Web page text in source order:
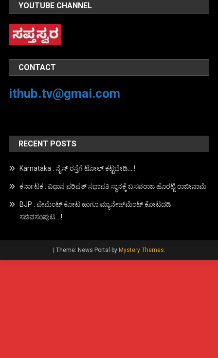
YOUTUBE CHANNEL
CONTACT
ithub.tv@gmai.com
RECENT POSTS
Karnataka : ನೈಸ್ ರಸ್ತೆಗೆ ಟೋಲ್ ಕಟ್ಟಬೇಡಿ….!
ಕರ್ನಾಟಕ : ವಿಧಾನ ಪರಿಷತ್ ಸಭಾಪತಿ ಸ್ಥಾನಕ್ಕೆ ಬಸವರಾಜ ಹೊರಟ್ಟಿ ರಾಜೀನಾಮೆ
BJP : ಪೇಮೆಂಟ್ ಕೋಟ ಹಾಗೂ ಮ್ಯಾನೇಜ್‍ಮೆಂಟ್ ಕೋಟದಡಿ
ಸಚಿವಸಂಪುಟ….!
Theme: News Portal by Mystery Themes.